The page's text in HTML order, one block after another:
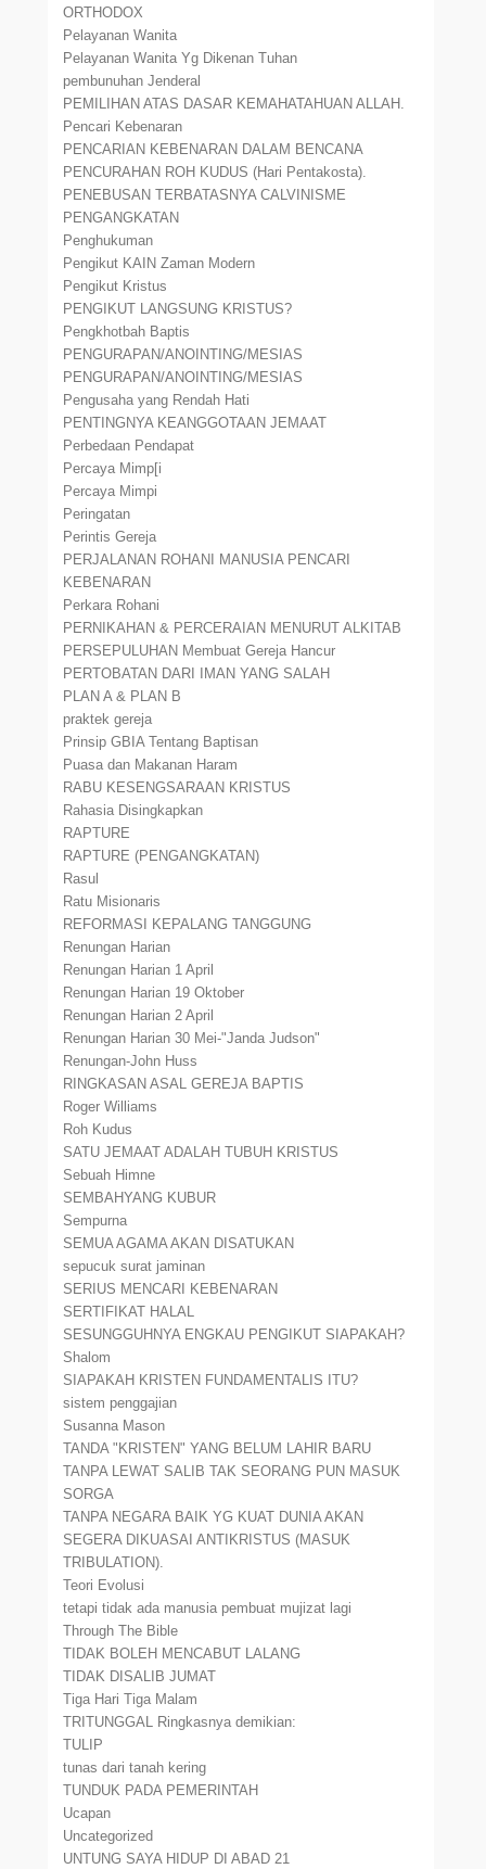
ORTHODOX
Pelayanan Wanita
Pelayanan Wanita Yg Dikenan Tuhan
pembunuhan Jenderal
PEMILIHAN ATAS DASAR KEMAHATAHUAN ALLAH.
Pencari Kebenaran
PENCARIAN KEBENARAN DALAM BENCANA
PENCURAHAN ROH KUDUS (Hari Pentakosta).
PENEBUSAN TERBATASNYA CALVINISME
PENGANGKATAN
Penghukuman
Pengikut KAIN Zaman Modern
Pengikut Kristus
PENGIKUT LANGSUNG KRISTUS?
Pengkhotbah Baptis
PENGURAPAN/ANOINTING/MESIAS
PENGURAPAN/ANOINTING/MESIAS
Pengusaha yang Rendah Hati
PENTINGNYA KEANGGOTAAN JEMAAT
Perbedaan Pendapat
Percaya Mimp[i
Percaya Mimpi
Peringatan
Perintis Gereja
PERJALANAN ROHANI MANUSIA PENCARI
KEBENARAN
Perkara Rohani
PERNIKAHAN & PERCERAIAN MENURUT ALKITAB
PERSEPULUHAN Membuat Gereja Hancur
PERTOBATAN DARI IMAN YANG SALAH
PLAN A & PLAN B
praktek gereja
Prinsip GBIA Tentang Baptisan
Puasa dan Makanan Haram
RABU KESENGSARAAN KRISTUS
Rahasia Disingkapkan
RAPTURE
RAPTURE (PENGANGKATAN)
Rasul
Ratu Misionaris
REFORMASI KEPALANG TANGGUNG
Renungan Harian
Renungan Harian 1 April
Renungan Harian 19 Oktober
Renungan Harian 2 April
Renungan Harian 30 Mei-"Janda Judson"
Renungan-John Huss
RINGKASAN ASAL GEREJA BAPTIS
Roger Williams
Roh Kudus
SATU JEMAAT ADALAH TUBUH KRISTUS
Sebuah Himne
SEMBAHYANG KUBUR
Sempurna
SEMUA AGAMA AKAN DISATUKAN
sepucuk surat jaminan
SERIUS MENCARI KEBENARAN
SERTIFIKAT HALAL
SESUNGGUHNYA ENGKAU PENGIKUT SIAPAKAH?
Shalom
SIAPAKAH KRISTEN FUNDAMENTALIS ITU?
sistem penggajian
Susanna Mason
TANDA "KRISTEN" YANG BELUM LAHIR BARU
TANPA LEWAT SALIB TAK SEORANG PUN MASUK
SORGA
TANPA NEGARA BAIK YG KUAT DUNIA AKAN
SEGERA DIKUASAI ANTIKRISTUS (MASUK
TRIBULATION).
Teori Evolusi
tetapi tidak ada manusia pembuat mujizat lagi
Through The Bible
TIDAK BOLEH MENCABUT LALANG
TIDAK DISALIB JUMAT
Tiga Hari Tiga Malam
TRITUNGGAL Ringkasnya demikian:
TULIP
tunas dari tanah kering
TUNDUK PADA PEMERINTAH
Ucapan
Uncategorized
UNTUNG SAYA HIDUP DI ABAD 21